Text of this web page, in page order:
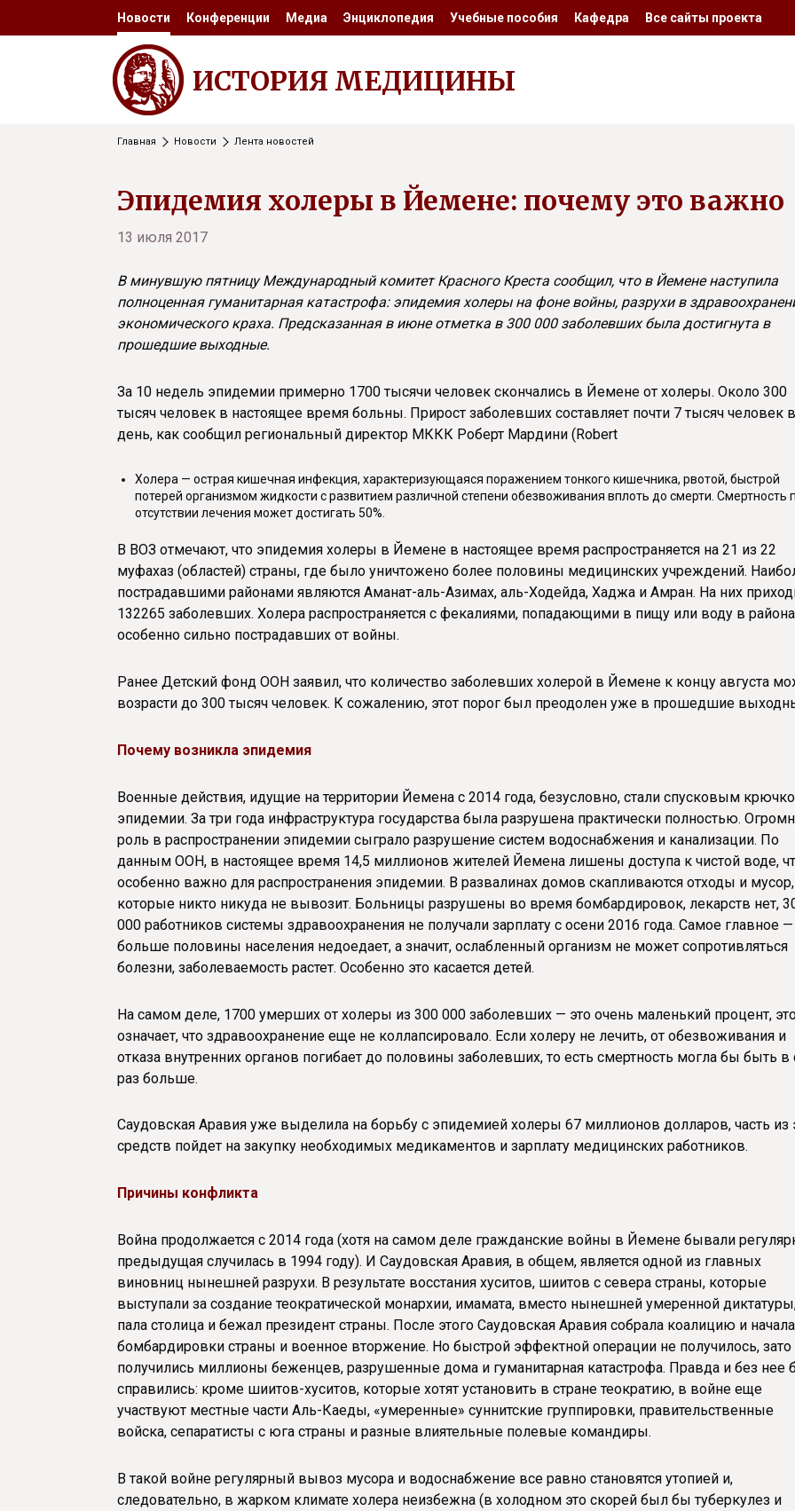
Новости Конференции Медиа Энциклопедия Учебные пособия Кафедра Все сайты проекта
ИСТОРИЯ МЕДИЦИНЫ
Главная Новости Лента новостей
Эпидемия холеры в Йемене: почему это важно
13 июля 2017
В минувшую пятницу Международный комитет Красного Креста сообщил, что в Йемене наступила
полноценная гуманитарная катастрофа: эпидемия холеры на фоне войны, разрухи в
экономического краха. Предсказанная в июне отметка в 300 000 заболевших была достигнута в
прошедшие выходные.
За 10 недель эпидемии примерно 1700 тысячи человек скончались в Йемене от холеры. Около 300
тысяч человек в настоящее время больны. Прирост заболевших составляет почти 7 тысяч человек в
день, как сообщил региональный директор МККК Роберт Мардини (Robert
Холера — острая кишечная инфекция, характеризующаяся поражением тонкого кишечника, рвотой, быстрой
потерей организмом жидкости с развитием различной степени обезвоживания вплоть до смерти. Смертность
отсутствии лечения может достигать 50%.
В ВОЗ отмечают, что эпидемия холеры в Йемене в настоящее время распространяется на 21 из 22
муфахаз (областей) страны, где было уничтожено более половины медицинских учреждений.
пострадавшими районами являются Аманат-аль-Азимах, аль-Ходейда, Хаджа и Амран. На них
132265 заболевших. Холера распространяется с фекалиями, попадающими в пищу или воду в
особенно сильно пострадавших от войны.
Ранее Детский фонд ООН заявил, что количество заболевших холерой в Йемене к концу августа
возрасти до 300 тысяч человек. К сожалению, этот порог был преодолен уже в прошедшие
Почему возникла эпидемия
Военные действия, идущие на территории Йемена с 2014 года, безусловно, стали спусковым
эпидемии. За три года инфраструктура государства была разрушена практически полностью.
роль в распространении эпидемии сыграло разрушение систем водоснабжения и канализации. По
данным ООН, в настоящее время 14,5 миллионов жителей Йемена лишены доступа к чистой воде,
особенно важно для распространения эпидемии. В развалинах домов скапливаются отходы и мусор,
которые никто никуда не вывозит. Больницы разрушены во время бомбардировок, лекарств нет,
000 работников системы здравоохранения не получали зарплату с осени 2016 года. Самое главное —
больше половины населения недоедает, а значит, ослабленный организм не может сопротивляться
болезни, заболеваемость растет. Особенно это касается детей.
На самом деле, 1700 умерших от холеры из 300 000 заболевших — это очень маленький процент,
означает, что здравоохранение еще не коллапсировало. Если холеру не лечить, от обезвоживания и
отказа внутренних органов погибает до половины заболевших, то есть смертность могла бы быть в
раз больше.
Саудовская Аравия уже выделила на борьбу с эпидемией холеры 67 миллионов долларов, часть из
средств пойдет на закупку необходимых медикаментов и зарплату медицинских работников.
Причины конфликта
Война продолжается с 2014 года (хотя на самом деле гражданские войны в Йемене бывали
предыдущая случилась в 1994 году). И Саудовская Аравия, в общем, является одной из главных
виновниц нынешней разрухи. В результате восстания хуситов, шиитов с севера страны, которые
выступали за создание теократической монархии, имамата, вместо нынешней умеренной
пала столица и бежал президент страны. После этого Саудовская Аравия собрала коалицию и начала
бомбардировки страны и военное вторжение. Но быстрой эффектной операции не получилось, зато
получились миллионы беженцев, разрушенные дома и гуманитарная катастрофа. Правда и без нее
справились: кроме шиитов-хуситов, которые хотят установить в стране теократию, в войне еще
участвуют местные части Аль-Каеды, «умеренные» суннитские группировки, правительственные
войска, сепаратисты с юга страны и разные влиятельные полевые командиры.
В такой войне регулярный вывоз мусора и водоснабжение все равно становятся утопией и,
следовательно, в жарком климате холера неизбежна (в холодном это скорей был бы туберкулез и